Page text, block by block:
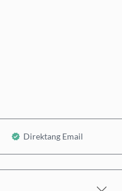
Direktang Email